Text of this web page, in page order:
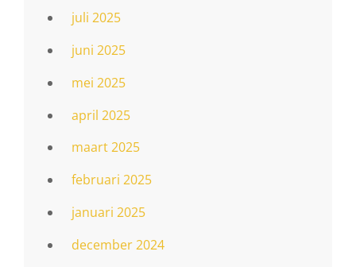
juli 2025
juni 2025
mei 2025
april 2025
maart 2025
februari 2025
januari 2025
december 2024